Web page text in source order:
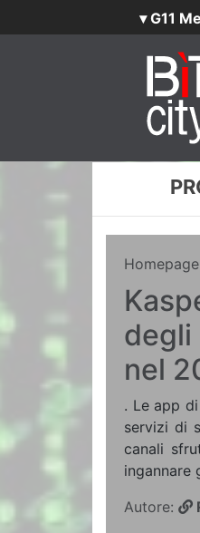
▾ G11
Homepage
degli
nel
. Le app
servizi di
canali
ingannare
Autore: